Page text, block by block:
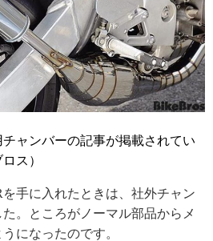
ャンバーの記事が掲載されてい
ス）
手に入れたときは、社外チャン
。ところがノーマル部品からメ
になったのです。